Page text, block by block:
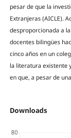
pesar de que la
Extranjeras (AICLE).
desproporcionada a
docentes bilingües
cinco años en un
la literatura existente
en que, a pesar de
Downloads